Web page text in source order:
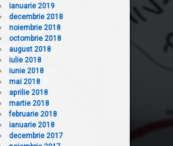
ianuarie 2019
decembrie 2018
noiembrie 2018
octombrie 2018
august 2018
iulie 2018
iunie 2018
mai 2018
aprilie 2018
martie 2018
februarie 2018
ianuarie 2018
decembrie 2017